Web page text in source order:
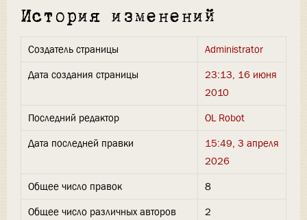
История изменений
Создатель страницы
Administrator
Дата создания страницы
23:13, 16 июня
2010
Последний редактор
OL Robot
Дата последней правки
15:49, 3 апреля
2026
Общее число правок
8
Общее число различных авторов
2